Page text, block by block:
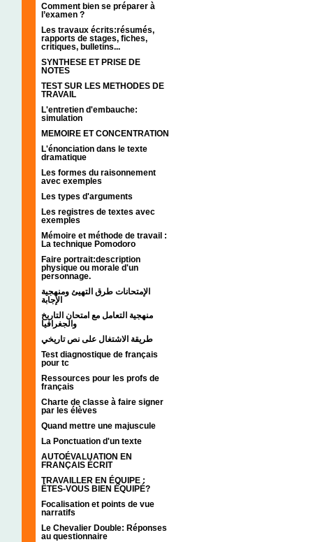
Comment bien se préparer à
l’examen ?
Les travaux écrits:résumés,
rapports de stages, fiches,
critiques, bulletins...
SYNTHESE ET PRISE DE
NOTES
TEST SUR LES METHODES DE
TRAVAIL
L'entretien d'embauche:
simulation
MEMOIRE ET CONCENTRATION
L'énonciation dans le texte
dramatique
Les formes du raisonnement
avec exemples
Les types d'arguments
Les registres de textes avec
exemples
Mémoire et méthode de travail :
La technique Pomodoro
Faire portrait:description
physique ou morale d'un
personnage.
الإمتحانات طرق التهيئ ومنهجية
الإجابة
منهجية التعامل مع امتحان التاريخ
والجغرافيا
طريقة الاشتغال على نص تاريخي
Test diagnostique de français
pour tc
Ressources pour les profs de
français
Charte de classe à faire signer
par les élèves
Quand mettre une majuscule
La Ponctuation d'un texte
AUTOÉVALUATION EN
FRANÇAIS ÉCRIT
TRAVAILLER EN ÉQUIPE :
ÊTES-VOUS BIEN ÉQUIPÉ?
Focalisation et points de vue
narratifs
Le Chevalier Double: Réponses
au questionnaire